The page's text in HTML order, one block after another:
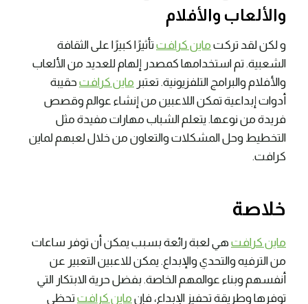
والألعاب والأفلام
و لكن لقد تركت ماين كرافتتأثيرًا كبيرًا على الثقافة
الشعبية. تم استخدامها كمصدر إلهام للعديد من الألعاب
والأفلام والبرامج التلفزيونية. تعتبر ماين كرافتحقيبة
أدوات إبداعية تمكن اللاعبين من إنشاء عوالم وقصص
فريدة من نوعها. يتعلم الشباب مهارات مفيدة مثل
التخطيط وحل المشكلات والتعاون من خلال لعبهم لماين
كرافت.
خلاصة
ماين كرافتهي لعبة رائعة بسبب يمكن أن توفر ساعات
من الترفيه والتحدي والإبداع. يمكن للاعبين التعبير عن
أنفسهم وبناء عوالمهم الخاصة. بفضل حرية الابتكار التي
توفرها وطريقة تحفيز الإبداع، فإن ماين كرافتتحظى